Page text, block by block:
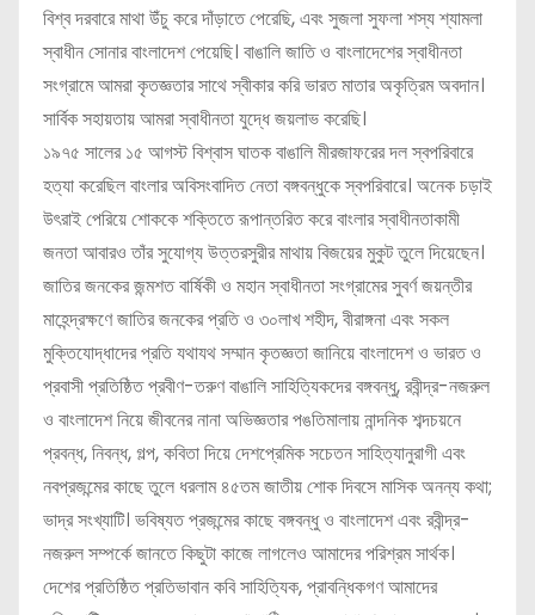
বিশ্ব দরবারে মাথা উঁচু করে দাঁড়াতে পেরেছি, এবং সুজলা সুফলা শস্য শ্যামলা
স্বাধীন সোনার বাংলাদেশ পেয়েছি। বাঙালি জাতি ও বাংলাদেশের স্বাধীনতা
সংগ্রামে আমরা কৃতজ্ঞতার সাথে স্বীকার করি ভারত মাতার অকৃত্রিম অবদান।
সার্বিক সহায়তায় আমরা স্বাধীনতা যুদ্ধে জয়লাভ করেছি।
১৯৭৫ সালের ১৫ আগস্ট বিশ্বাস ঘাতক বাঙালি মীরজাফরের দল স্বপরিবারে
হত্যা করেছিল বাংলার অবিসংবাদিত নেতা বঙ্গবন্ধুকে স্বপরিবারে। অনেক চড়াই
উৎরাই পেরিয়ে শোককে শক্তিতে রূপান্তরিত করে বাংলার স্বাধীনতাকামী
জনতা আবারও তাঁর সুযোগ্য উত্তরসুরীর মাথায় বিজয়ের মুকুট তুলে দিয়েছেন।
জাতির জনকের জন্মশত বার্ষিকী ও মহান স্বাধীনতা সংগ্রামের সুবর্ণ জয়ন্তীর
মাহেন্দ্রক্ষণে জাতির জনকের প্রতি ও ৩০লাখ শহীদ, বীরাঙ্গনা এবং সকল
মুক্তিযোদ্ধাদের প্রতি যথাযথ সম্মান কৃতজ্ঞতা জানিয়ে বাংলাদেশ ও ভারত ও
প্রবাসী প্রতিষ্ঠিত প্রবীণ-তরুণ বাঙালি সাহিত্যিকদের বঙ্গবন্ধু, রবীন্দ্র-নজরুল
ও বাংলাদেশ নিয়ে জীবনের নানা অভিজ্ঞতার পঙতিমালায় নান্দনিক শব্দচয়নে
প্রবন্ধ, নিবন্ধ, গল্প, কবিতা দিয়ে দেশপ্রেমিক সচেতন সাহিত্যানুরাগী এবং
নবপ্রজন্মের কাছে তুলে ধরলাম ৪৫তম জাতীয় শোক দিবসে মাসিক অনন্য কথা;
ভাদ্র সংখ্যাটি। ভবিষ্যত প্রজন্মের কাছে বঙ্গবন্ধু ও বাংলাদেশ এবং রবীন্দ্র-
নজরুল সম্পর্কে জানতে কিছুটা কাজে লাগলেও আমাদের পরিশ্রম সার্থক।
দেশের প্রতিষ্ঠিত প্রতিভাবান কবি সাহিত্যিক, প্রাবন্ধিকগণ আমাদের